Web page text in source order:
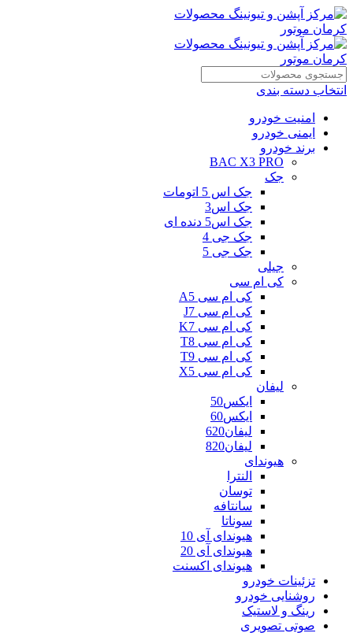
انتخاب دسته بندی
امنیت خودرو
ایمنی خودرو
برند خودرو
BAC X3 PRO
جک
جک اس 5 اتومات
جک اس3
جک اس5 دنده ای
جک جی 4
جک جی 5
جیلی
کی ام سی
کی ام سی A5
کی ام سی J7
کی ام سی K7
کی ام سی T8
کی ام سی T9
کی ام سی X5
لیفان
ایکس50
ایکس60
لیفان620
لیفان820
هیوندای
النترا
توسان
سانتافه
سوناتا
هیوندای آی 10
هیوندای آی 20
هیوندای اکسنت
تزئینات خودرو
روشنایی خودرو
رینگ و لاستیک
صوتی تصویری